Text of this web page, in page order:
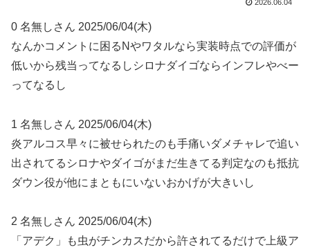
2026.06.04
0 名無しさん 2025/06/04(木)
なんかコメントに困るNやワタルなら実装時点での評価が
低いから残当ってなるしシロナダイゴならインフレやべー
ってなるし
1 名無しさん 2025/06/04(木)
炎アルコス早々に被せられたのも手痛いダメチャレで追い
出されてるシロナやダイゴがまだ生きてる判定なのも抵抗
ダウン役が他にまともにいないおかげが大きいし
2 名無しさん 2025/06/04(木)
「アデク」も虫がチンカスだから許されてるだけで上級ア